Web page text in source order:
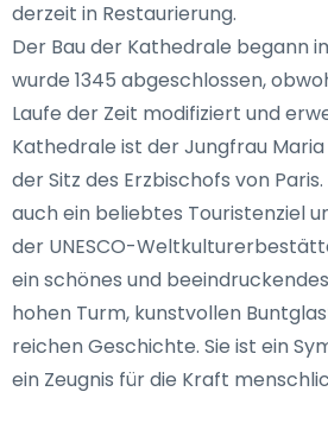
derzeit in Restaurierung.
Der Bau der Kathedrale begann
wurde 1345 abgeschlossen,
Laufe der Zeit modifiziert und
Kathedrale ist der Jungfrau
der Sitz des Erzbischofs von
auch ein beliebtes Touristenziel
der UNESCO-
ein schönes und
hohen Turm, kunstvollen
reichen Geschichte. Sie ist ein
ein Zeugnis für die Kraft